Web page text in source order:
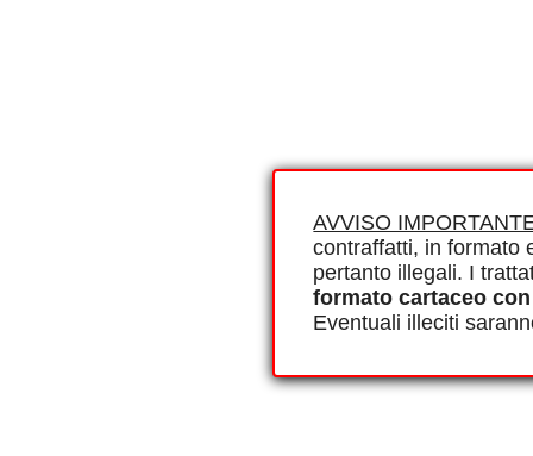
AVVISO
contraffatti, in formato
pertanto illegali. I
formato cartaceo
Eventuali illeciti